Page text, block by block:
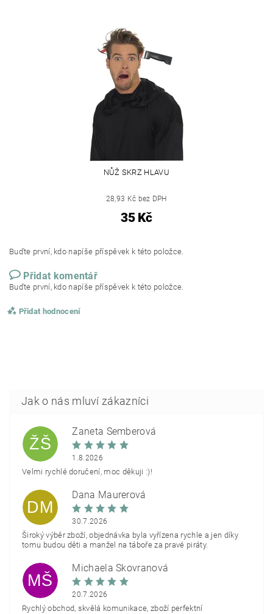
NŮŽ SKRZ HLAVU
28,93 Kč bez DPH
35 Kč
Buďte první, kdo napíše příspěvek k této položce.
Přidat komentář
Buďte první, kdo napíše příspěvek k této položce.
Přidat hodnocení
ŽŠ
Žaneta Šemberová
1.8.2026
Velmi rychlé doručení, moc děkuji :)!
DM
Dana Maurerová
30.7.2026
Široký výběr zboží, objednávka byla vyřízena rychle a jen díky
tomu budou děti a manžel na táboře za pravé piráty.
MŠ
Michaela Škovranová
20.7.2026
Rychlý obchod, skvělá komunikace, zboží perfektní